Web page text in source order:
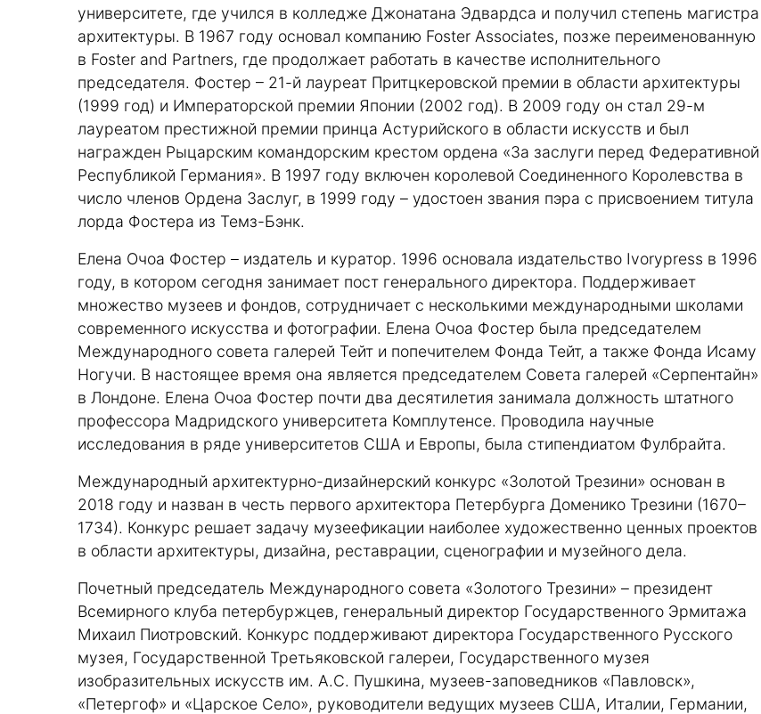
университете, где учился в колледже Джонатана Эдвардса и получил степень магистра
архитектуры. В 1967 году основал компанию Foster Associates, позже переименованную
в Foster and Partners, где продолжает работать в качестве исполнительного
председателя. Фостер – 21-й лауреат Притцкеровской премии в области архитектуры
(1999 год) и Императорской премии Японии (2002 год). В 2009 году он стал 29-м
лауреатом престижной премии принца Астурийского в области искусств и был
награжден Рыцарским командорским крестом ордена «За заслуги перед Федеративной
Республикой Германия». В 1997 году включен королевой Соединенного Королевства в
число членов Ордена Заслуг, в 1999 году – удостоен звания пэра с присвоением титула
лорда Фостера из Темз-Бэнк.
Елена Очоа Фостер – издатель и куратор. 1996 основала издательство Ivorypress в 1996
году, в котором сегодня занимает пост генерального директора. Поддерживает
множество музеев и фондов, сотрудничает с несколькими международными школами
современного искусства и фотографии. Елена Очоа Фостер была председателем
Международного совета галерей Тейт и попечителем Фонда Тейт, а также Фонда Исаму
Ногучи. В настоящее время она является председателем Совета галерей «Серпентайн»
в Лондоне. Елена Очоа Фостер почти два десятилетия занимала должность штатного
профессора Мадридского университета Комплутенсе. Проводила научные
исследования в ряде университетов США и Европы, была стипендиатом Фулбрайта.
Международный архитектурно-дизайнерский конкурс «Золотой Трезини» основан в
2018 году и назван в честь первого архитектора Петербурга Доменико Трезини (1670–
1734). Конкурс решает задачу музеефикации наиболее художественно ценных проектов
в области архитектуры, дизайна, реставрации, сценографии и музейного дела.
Почетный председатель Международного совета «Золотого Трезини» – президент
Всемирного клуба петербуржцев, генеральный директор Государственного Эрмитажа
Михаил Пиотровский. Конкурс поддерживают директора Государственного Русского
музея, Государственной Третьяковской галереи, Государственного музея
изобразительных искусств им. А.С. Пушкина, музеев-заповедников «Павловск»,
«Петергоф» и «Царское Село», руководители ведущих музеев США, Италии, Германии,